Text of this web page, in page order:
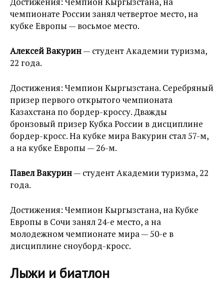
чемпионате России занял четвертое место, на
кубке Европы — восьмое место.
Алексей Вакурин— студент Академии туризма,
22 года.
Достижения: Чемпион Кыргызстана. Серебряный
призер первого открытого чемпионата
Казахстана по бордер-кроссу. Дважды
бронзовый призер Кубка России в дисциплине
бордер-кросс. На кубке мира Вакурин стал 57-м,
а на кубке Европы — 26-м.
Павел Вакурин— студент Академии туризма, 22
года.
Достижения: Чемпион Кыргызстана, на Кубке
Европы в Сочи занял 24-е место, а на
молодежном чемпионате мира — 50-е в
дисциплине сноуборд-кросс.
Лыжи и биатлон